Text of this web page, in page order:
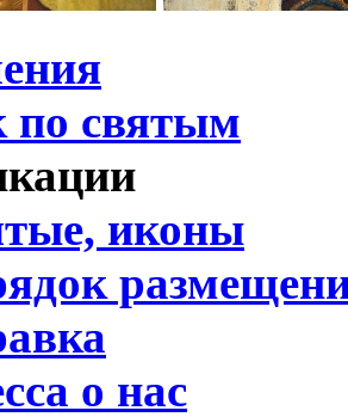
по святым
иконы
о нас